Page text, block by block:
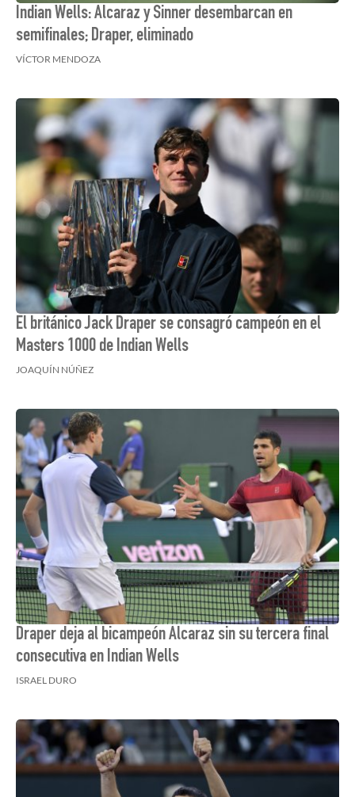
Indian Wells: Alcaraz y Sinner desembarcan en
semifinales; Draper, eliminado
VÍCTOR MENDOZA
El británico Jack Draper se consagró campeón en el
Masters 1000 de Indian Wells
JOAQUÍN NÚÑEZ
Draper deja al bicampeón Alcaraz sin su tercera final
consecutiva en Indian Wells
ISRAEL DURO